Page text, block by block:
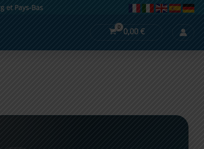
et Pays-Bas
0,00€